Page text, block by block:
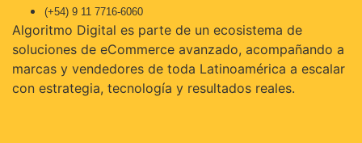
(+54) 9 11 7716-6060
Algoritmo Digital es parte de un ecosistema de
soluciones de eCommerce avanzado, acompañando a
marcas y vendedores de toda Latinoamérica a escalar
con estrategia, tecnología y resultados reales.